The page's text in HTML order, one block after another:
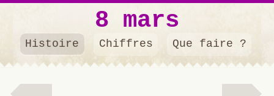
8 mars
Histoire Chiffres Que faire ?